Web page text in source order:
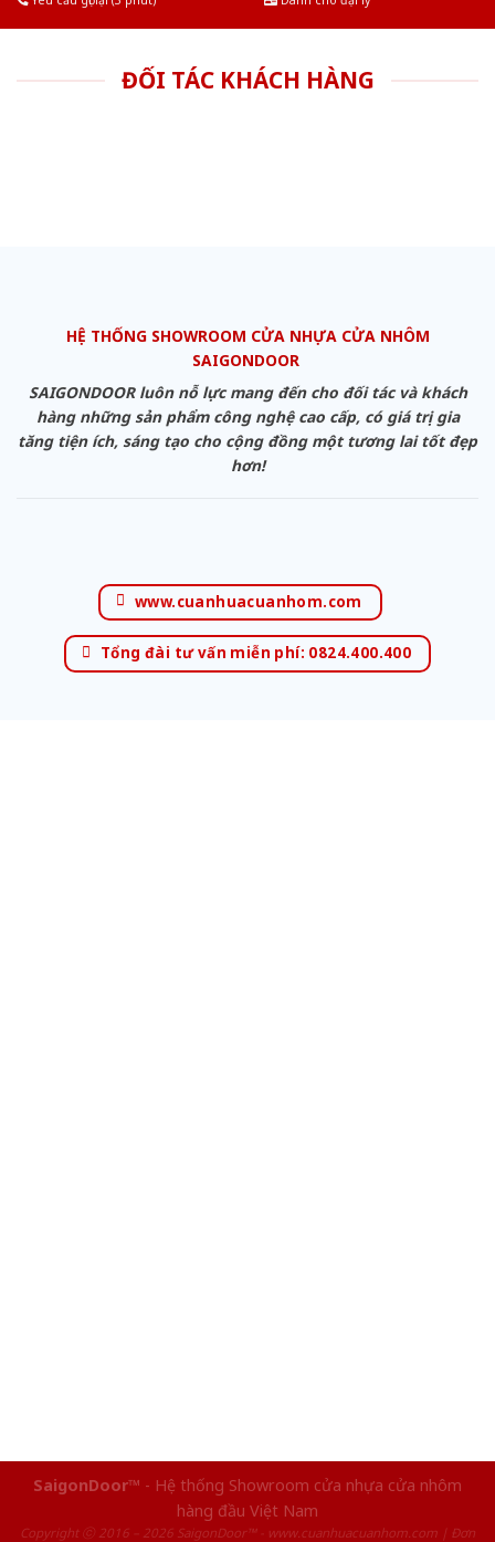
ĐỐI TÁC KHÁCH HÀNG
HỆ THỐNG SHOWROOM CỬA NHỰA CỬA NHÔM
SAIGONDOOR
SAIGONDOOR luôn nỗ lực mang đến cho đối tác và khách
hàng những sản phẩm công nghệ cao cấp, có giá trị gia
tăng tiện ích, sáng tạo cho cộng đồng một tương lai tốt đẹp
hơn!
www.cuanhuacuanhom.com
Tổng đài tư vấn miễn phí: 0824.400.400
SaigonDoor™ - Hệ thống Showroom cửa nhựa cửa nhôm
hàng đầu Việt Nam
Copyright ⓒ 2016 – 2026 SaigonDoor™ - www.cuanhuacuanhom.com | Đơn